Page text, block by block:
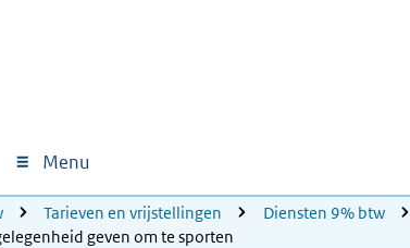
Menu
Tarieven en vrijstellingen Diensten 9% btw
geven om te sporten